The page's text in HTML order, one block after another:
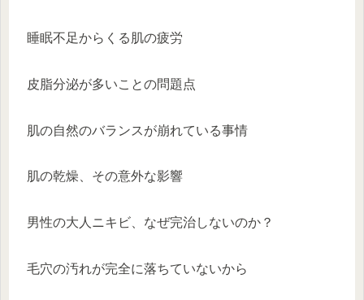
睡眠不足からくる肌の疲労
皮脂分泌が多いことの問題点
肌の自然のバランスが崩れている事情
肌の乾燥、その意外な影響
男性の大人ニキビ、なぜ完治しないのか？
毛穴の汚れが完全に落ちていないから